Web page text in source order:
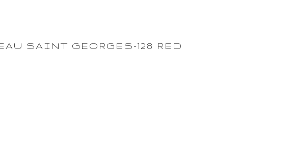
SAINT GEORGES-128 RED